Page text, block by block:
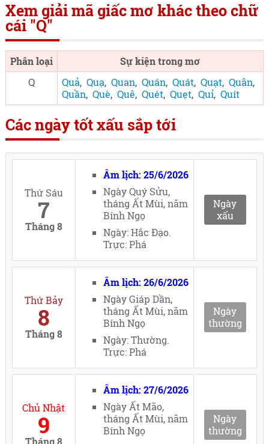
Xem giải mã giấc mơ khác theo chữ
cái "Q"
Phân loại
Sự kiện trong mơ
Q
Quả, Quạ, Quan, Quán, Quát, Quạt, Quân,
Quần, Què, Quê, Quét, Quẹt, Quỉ, Quít
Các ngày tốt xấu sắp tới
Thứ Sáu
7
Tháng 8
Âm lịch: 25/6/2026
Ngày Quý Sửu,
tháng Ất Mùi, năm
Bính Ngọ
Ngày: Hắc Đạo.
Trực: Phá
Ngày
xấu
Thứ Bảy
8
Tháng 8
Âm lịch: 26/6/2026
Ngày Giáp Dần,
tháng Ất Mùi, năm
Bính Ngọ
Ngày: Thường.
Trực: Phá
Ngày
thường
Chủ Nhật
9
Tháng 8
Âm lịch: 27/6/2026
Ngày Ất Mão,
tháng Ất Mùi, năm
Bính Ngọ
Ngày
thường